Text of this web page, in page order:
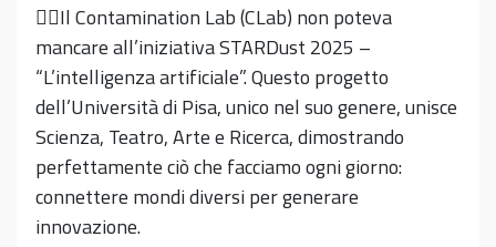
👉🏼Il Contamination Lab (CLab) non poteva
mancare all’iniziativa STARDust 2025 –
“L’intelligenza artificiale”. Questo progetto
dell’Università di Pisa, unico nel suo genere, unisce
Scienza, Teatro, Arte e Ricerca, dimostrando
perfettamente ciò che facciamo ogni giorno:
connettere mondi diversi per generare
innovazione.